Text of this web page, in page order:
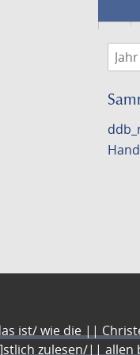
1474
ist/ wie die ||
zulesen/|| allen